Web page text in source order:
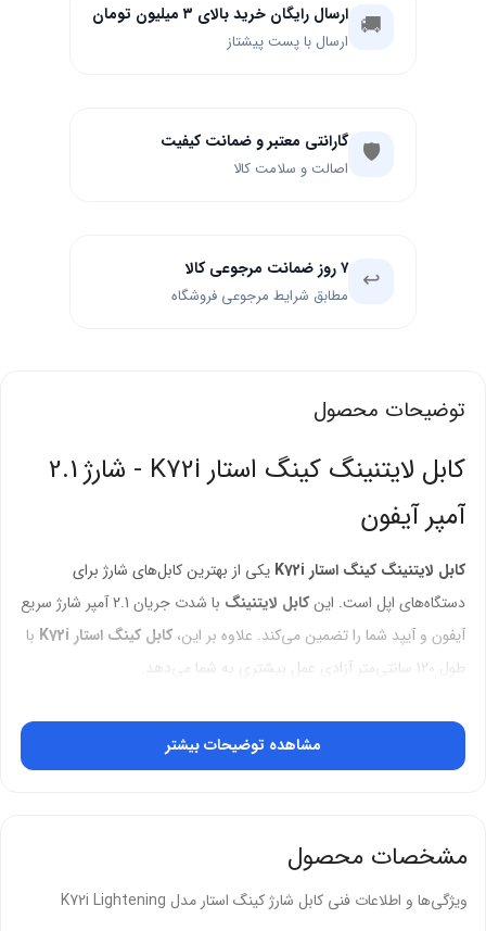
🚚 ارسال رایگان خرید بالای ۳ میلیون تومان
ارسال با پست پیشتاز
🛡️ گارانتی معتبر و ضمانت کیفیت
اصالت و سلامت کالا
↩️ ۷ روز ضمانت مرجوعی کالا
مطابق شرایط مرجوعی فروشگاه
توضیحات محصول
کابل لایتنینگ کینگ استار K72i - شارژ 2.1
آمپر آیفون
کابل لایتنینگ کینگ استار K72i
یکی از بهترین کابل‌های شارژ برای
دستگاه‌های اپل است. اینکابل لایتنینگ
با شدت جریان 2.1 آمپر شارژ سریع
آیفون و آیپد شما را تضمین می‌کند. علاوه بر این، کابل کینگ استار K72i
با
طول 120 سانتی‌متر آزادی عمل بیشتری به شما می‌دهد.
برند معتبرکینگ استاراینکابل لایتنینگرا با سیم مس خالص تولید کرده
کیفیت شارژ و انتقال داده را تضمین می‌کند.
کابل لایتنینگ کینگ استار K72i
دستگاه‌های اپل را فراهم می‌کند. در نتیجه، این
کابل شارژ آیفون زمان شارژ
مشاهده توضیحات بیشتر
مشخصات محصول
ویژگی‌ها و اطلاعات فنی کابل شارژ کینگ استار مدل K72i Lightening